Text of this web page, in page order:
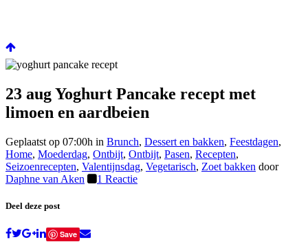
23 augYoghurt Pancake recept met
limoen en aardbeien
Geplaatst op 07:00h in Brunch, Dessert en bakken, Feestdagen,
Home, Moederdag, Ontbijt, Ontbijt, Pasen, Recepten,
Seizoenrecepten, Valentijnsdag, Vegetarisch, Zoet bakken door
Daphne van Aken
1 Reactie
Deel deze post
Save